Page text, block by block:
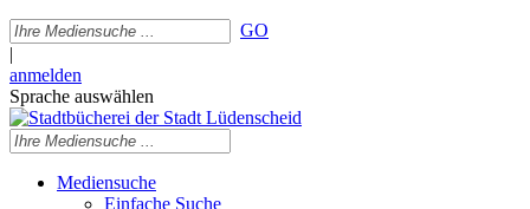
GO
|
anmelden
Sprache auswählen
Mediensuche
Einfache Suche